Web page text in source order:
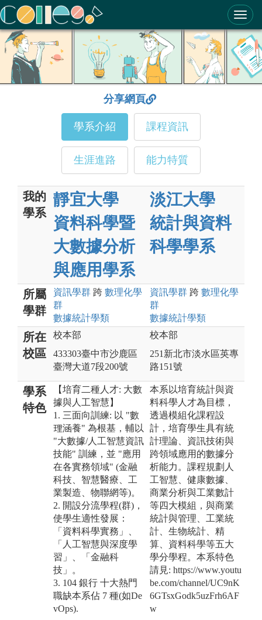
ColleGo! 大學選才與高中育才輔助系統
分享網頁
學系介紹 課程資訊
生涯進路 能力特質
我的
學系
靜宜大學
資料科學暨
大數據分析
與應用學系
淡江大學
統計與資料
科學學系
所屬
學群
資訊學群 跨 數理化學
群
數據統計學類
資訊學群 跨 數理化學
群
數據統計學類
所在
校區
校本部
433303臺中市沙鹿區
臺灣大道7段200號
校本部
251新北市淡水區英專
路151號
學系
特色
【培育二種人才: 大數
據與人工智慧】
1. 三面向訓練: 以 "數
理涵養" 為根基，輔以
"大數據/人工智慧資訊
技能" 訓練，並 "應用
在各實務領域" (金融
科技、智慧醫療、工
業製造、物聯網等)。
2. 開設分流學程(群)，
使學生適性發展：
「資料科學實務」、
「人工智慧與深度學
習」、「金融科
技」。
3. 104 銀行 十大熱門
職缺本系佔 7 種(如De
vOps).
本系以培育統計與資
料科學人才為目標，
透過模組化課程設
計，培育學生具有統
計理論、資訊技術與
跨領域應用的數據分
析能力。課程規劃人
工智慧、健康數據、
商業分析與工業數計
等四大模組，與商業
統計與管理、工業統
計、生物統計、精
算、資料科學等五大
學分學程。本系特色
請見: https://www.youtu
be.com/channel/UC9nK
6GTsxGodk5uzFrh6AF
w